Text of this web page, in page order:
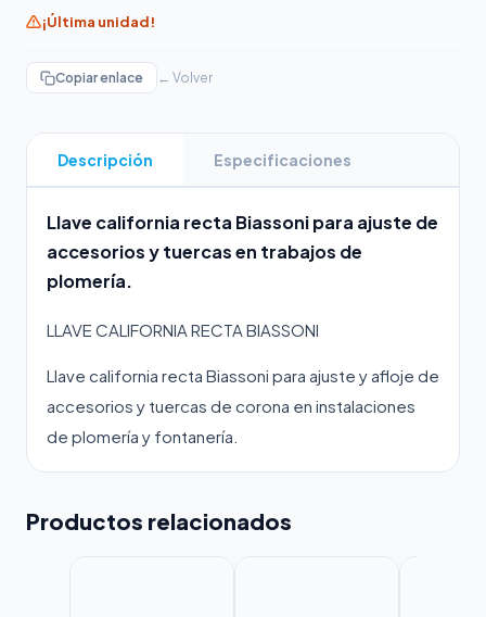
¡Última unidad!
Copiar enlace ← Volver
Descripción Especificaciones
Llave california recta Biassoni para ajuste de
accesorios y tuercas en trabajos de
plomería.
LLAVE CALIFORNIA RECTA BIASSONI
Llave california recta Biassoni para ajuste y afloje de
accesorios y tuercas de corona en instalaciones
de plomería y fontanería.
Productos relacionados